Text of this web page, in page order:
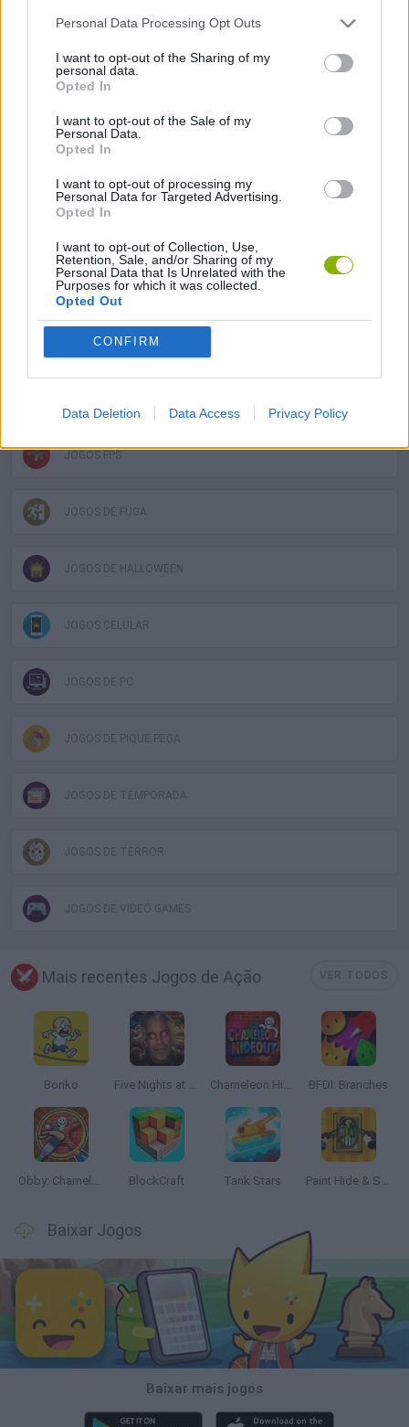
Personal Data Processing Opt Outs
I want to opt-out of the Sharing of my
personal data.
Opted In
I want to opt-out of the Sale of my
Personal Data.
Opted In
I want to opt-out of processing my
Personal Data for Targeted Advertising.
Opted In
I want to opt-out of Collection, Use,
Retention, Sale, and/or Sharing of my
Personal Data that Is Unrelated with the
Purposes for which it was collected.
Opted Out
CONFIRM
Data Deletion Data Access Privacy Policy
JOGOS DE AVENTURAS
JOGOS DE AÇÃO
COLEÇÕES DE JOGOS
JOGOS EM 3D
JOGOS FPS
JOGOS DE FUGA
JOGOS DE HALLOWEEN
JOGOS CELULAR
JOGOS DE PC
JOGOS DE PIQUE PEGA
JOGOS DE TEMPORADA
JOGOS DE TERROR
JOGOS DE VIDEO GAMES
Mais recentes Jogos de Ação
Bonko Five Nights at Epstein's Chameleon Hideout BFDI: Branches
Obby: Chameleon: Paint & Hide BlockCraft Tank Stars Paint Hide & Seek
Baixar Jogos
Baixar mais jogos